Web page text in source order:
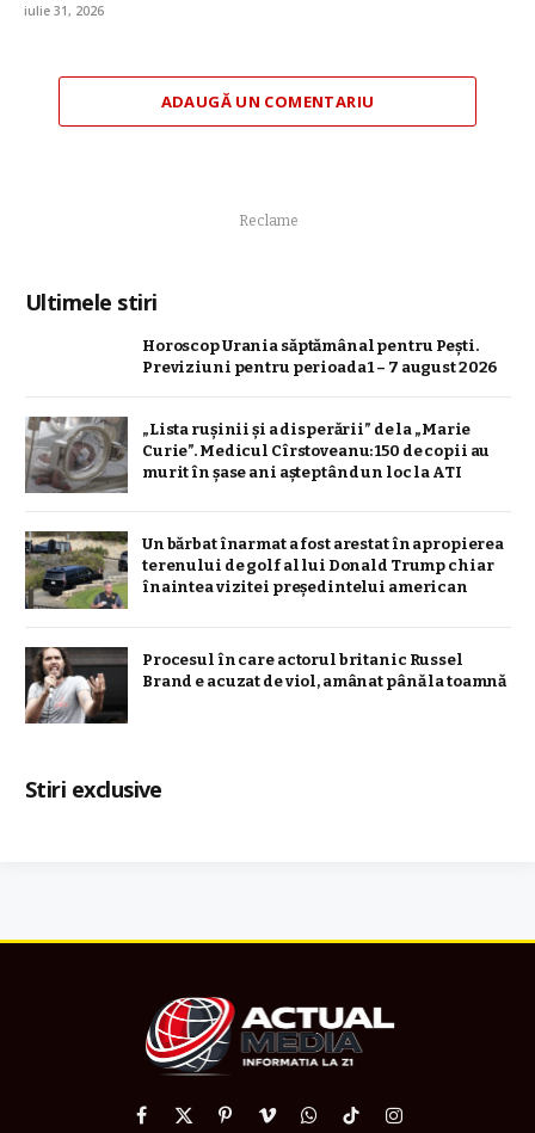
iulie 31, 2026
ADAUGĂ UN COMENTARIU
Reclame
Ultimele stiri
Horoscop Urania săptămânal pentru Pești.
Previziuni pentru perioada 1 – 7 august 2026
„Lista rușinii și a disperării” de la „Marie
Curie”. Medicul Cîrstoveanu: 150 de copii au
murit în șase ani așteptând un loc la ATI
Un bărbat înarmat a fost arestat în apropierea
terenului de golf al lui Donald Trump chiar
înaintea vizitei președintelui american
Procesul în care actorul britanic Russel
Brand e acuzat de viol, amânat până la toamnă
Stiri exclusive
Facebook
X
PinterestVimeoWhatsApp
TikTokInstagram